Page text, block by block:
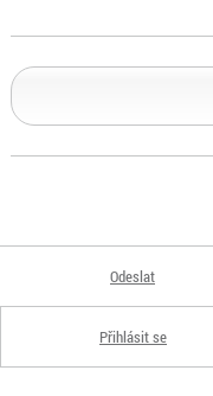
Odeslat
Přihlásit se